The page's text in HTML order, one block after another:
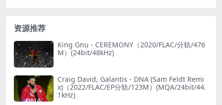
资源推荐
King Gnu - CEREMONY（2020/FLAC/分轨/476
M）(24bit/48kHz)
Craig David, Galantis - DNA (Sam Feldt Remi
x)（2022/FLAC/EP分轨/123M）(MQA/24bit/44.
1kHz)